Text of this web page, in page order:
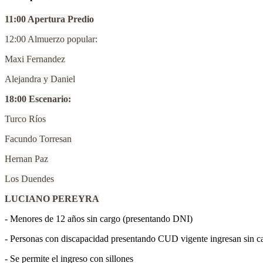
11:00 Apertura Predio
12:00 Almuerzo popular:
Maxi Fernandez
Alejandra y Daniel
18:00 Escenario:
Turco Ríos
Facundo Torresan
Hernan Paz
Los Duendes
LUCIANO PEREYRA
- Menores de 12 años sin cargo (presentando DNI)
- ⁠Personas con discapacidad presentando CUD vigente ingresan sin
- ⁠Se permite el ingreso con sillones